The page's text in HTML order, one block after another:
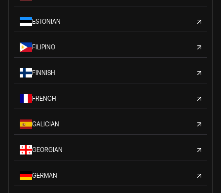
ESTONIAN
FILIPINO
FINNISH
FRENCH
GALICIAN
GEORGIAN
GERMAN